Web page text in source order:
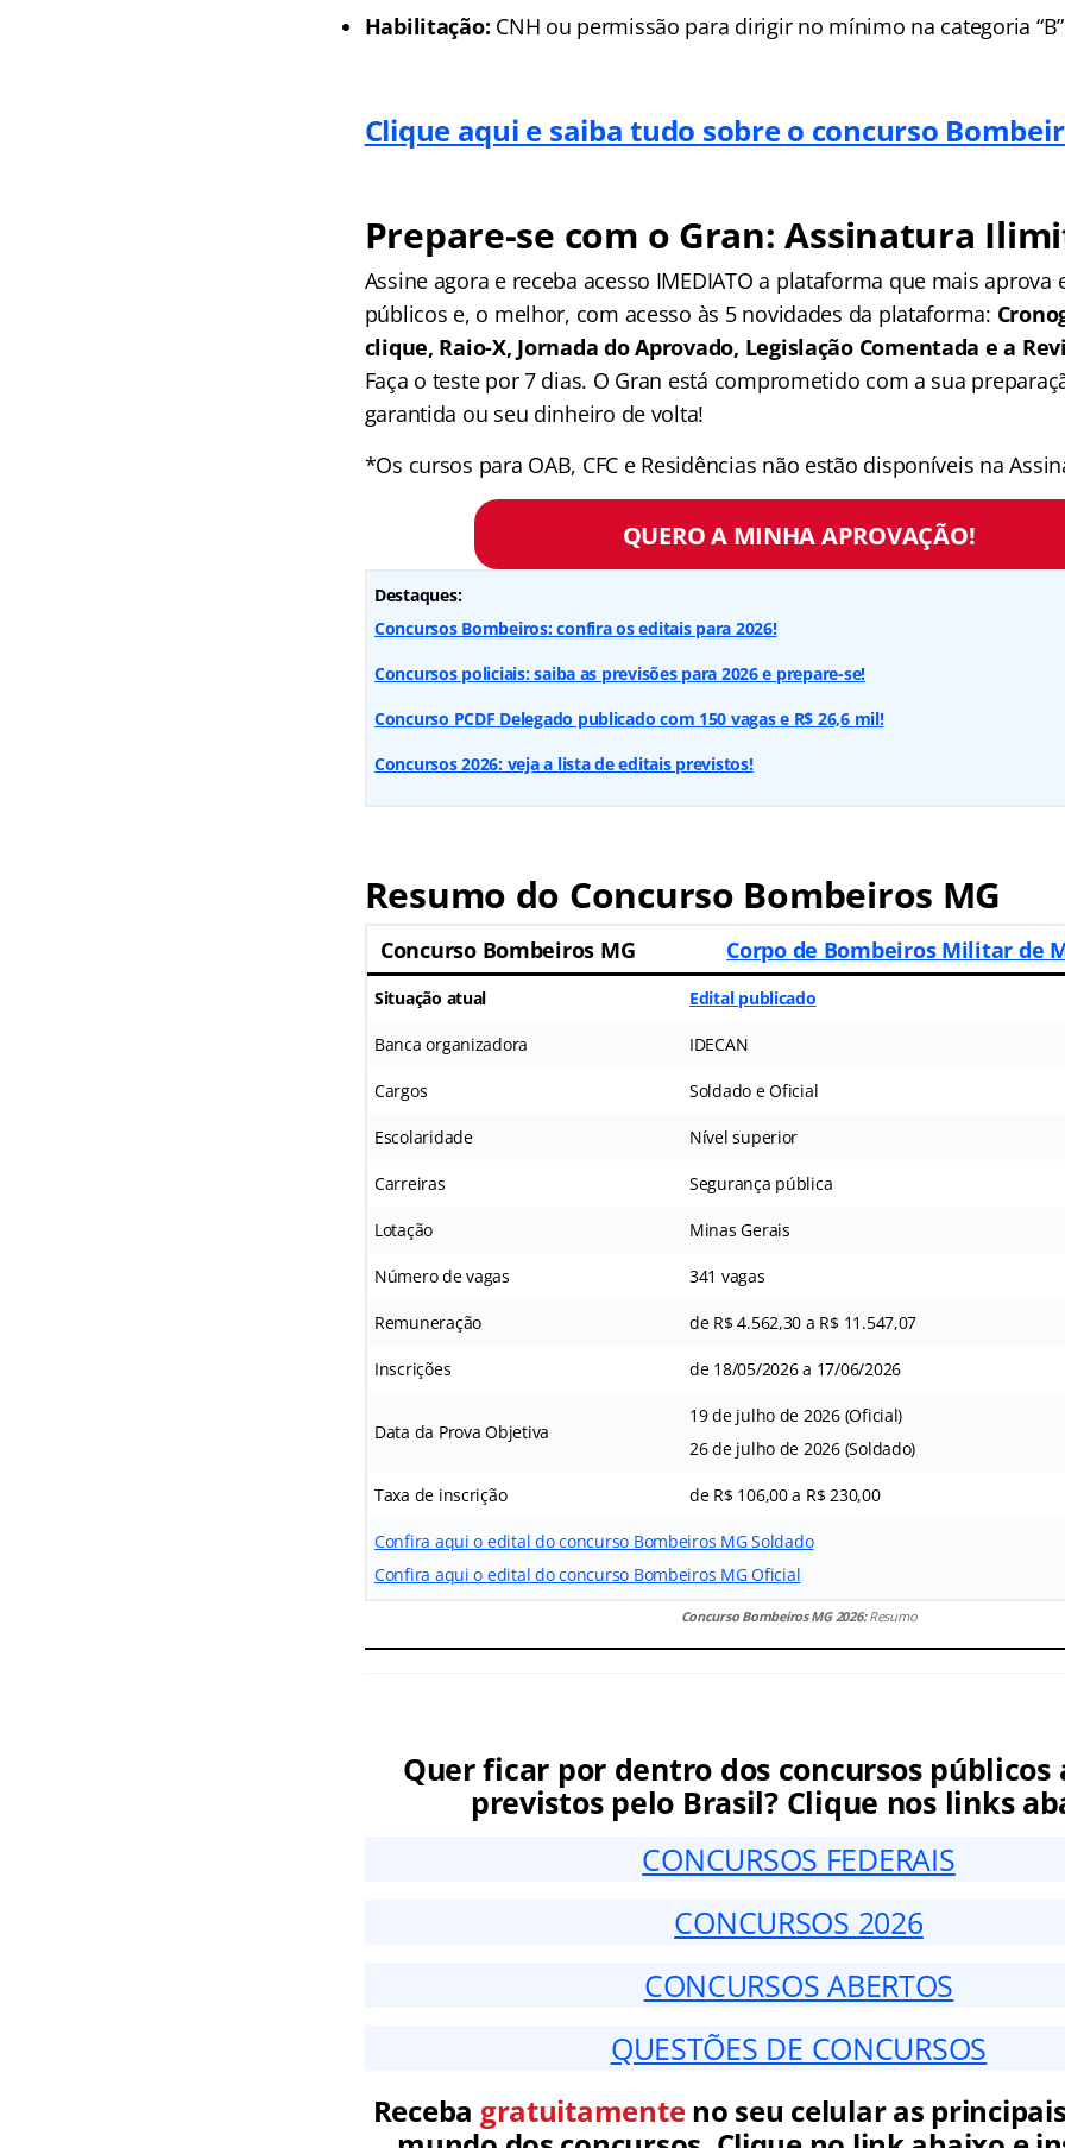
Habilitação: CNH ou permissão para dirigir no mínimo na categoria
Clique aqui e saiba tudo sobre o concurso
Prepare-se com o Gran: Assinatura
Assine agora e receba acesso IMEDIATO a plataforma que mais aprova
públicos e, o melhor, com acesso às 5 novidades da plataforma:
clique, Raio-X, Jornada do Aprovado, Legislação Comentada e a
Faça o teste por 7 dias. O Gran está comprometido com a sua
garantida ou seu dinheiro de volta!
*Os cursos para OAB, CFC e Residências não estão disponíveis na
QUERO A MINHA APROVAÇÃO!
Destaques:
Concursos Bombeiros: confira os editais para 2026!
Concursos policiais: saiba as previsões para 2026 e prepare-se!
Concurso PCDF Delegado publicado com 150 vagas e R$ 26,6 mil!
Concursos 2026: veja a lista de editais previstos!
Resumo do Concurso Bombeiros MG
Concurso Bombeiros MG Corpo de Bombeiros Militar de
Situação atual Edital publicado
Banca organizadora IDECAN
Cargos Soldado e Oficial
Escolaridade Nível superior
Carreiras Segurança pública
Lotação Minas Gerais
Número de vagas 341 vagas
Remuneração de R$ 4.562,30 a R$ 11.547,07
Inscrições de 18/05/2026 a 17/06/2026
Data da Prova Objetiva
19 de julho de 2026 (Oficial)
26 de julho de 2026 (Soldado)
Taxa de inscrição de R$ 106,00 a R$ 230,00
Confira aqui o edital do concurso Bombeiros MG Soldado
Confira aqui o edital do concurso Bombeiros MG Oficial
Concurso Bombeiros MG 2026:Resumo
Quer ficar por dentro dos concursos públicos
previstos pelo Brasil? Clique nos links
CONCURSOS FEDERAIS
CONCURSOS 2026
CONCURSOS ABERTOS
QUESTÕES DE CONCURSOS
Receba gratuitamenteno seu celular as